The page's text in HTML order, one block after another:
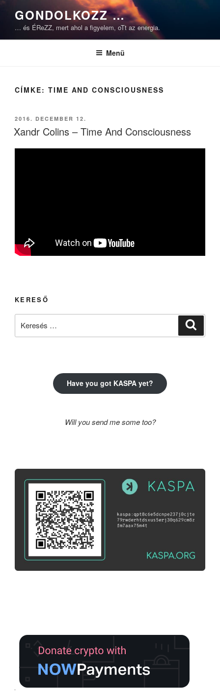
Tartalomhoz
GONDOLKOZZ …
… és ÉReZZ, mert ahol a figyelem, oTt az energia.
Menü
CÍMKE: TIME AND CONSCIOUSNESS
BEKÜLDVE:
2016. DECEMBER 12.
Xandr Colins – Time And Consciousness
KERESŐ
Have you got KASPA yet?
Will you send me some too?